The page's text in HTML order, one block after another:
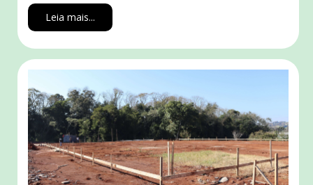
Leia mais...